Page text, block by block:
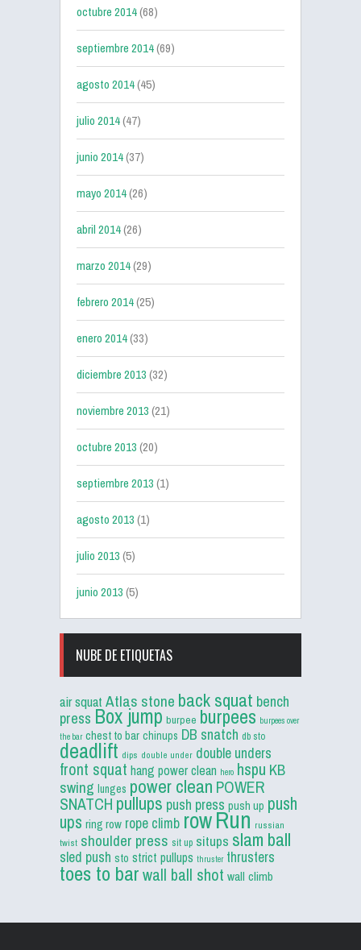
octubre 2014(68)
septiembre 2014(69)
agosto 2014(45)
julio 2014(47)
junio 2014(37)
mayo 2014(26)
abril 2014(26)
marzo 2014(29)
febrero 2014(25)
enero 2014(33)
diciembre 2013(32)
noviembre 2013(21)
octubre 2013(20)
septiembre 2013(1)
agosto 2013(1)
julio 2013(5)
junio 2013(5)
NUBE DE ETIQUETAS
air squat Atlas stone back squat bench
press Box jump burpee burpees burpees over
the bar chest to bar chinups DB snatch db sto
deadlift dips double under double unders
front squat hang power clean hero hspu KB
swing lunges power clean POWER
SNATCH pullups push press push up push
ups ring row rope climb rowRun russian
twist shoulder press sit up situps slam ball
sled push sto strict pullups thruster thrusters
toes to barwall ball shot wall climb